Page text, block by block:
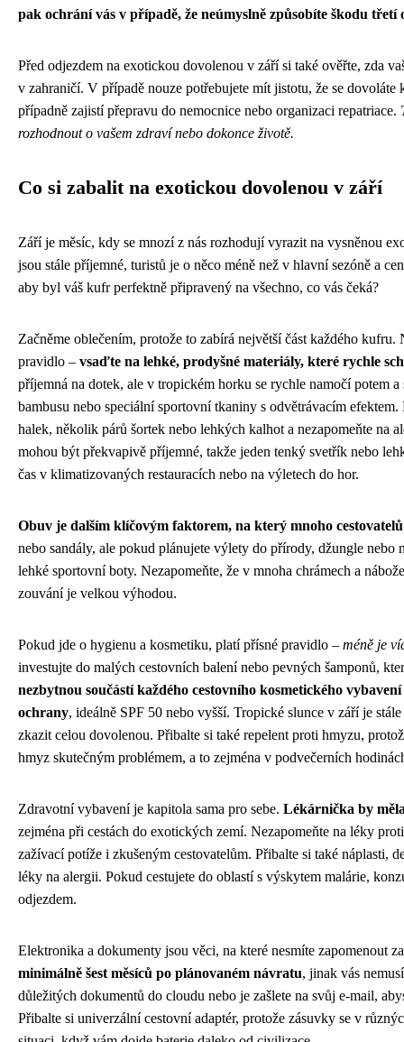
pak ochrání vás v případě, že neúmyslně způsobíte škodu třetí
Před odjezdem na exotickou dovolenou v září si také ověřte, zda
v zahraničí. V případě nouze potřebujete mít jistotu, že se
případně zajistí přepravu do nemocnice nebo organizaci repatriace.
rozhodnout o vašem zdraví nebo dokonce životě.
Co si zabalit na exotickou dovolenou v září
Září je měsíc, kdy se mnozí z nás rozhodují vyrazit na vysněnou
jsou stále příjemné, turistů je o něco méně než v hlavní sezóně a
aby byl váš kufr perfektně připravený na všechno, co vás čeká?
Začněme oblečením, protože to zabírá největší část každého
pravidlo – vsaďte na lehké, prodyšné materiály, které rychle
příjemná na dotek, ale v tropickém horku se rychle namočí potem
bambusu nebo speciální sportovní tkaniny s odvětrávacím
halek, několik párů šortek nebo lehkých kalhot a nezapomeňte na
mohou být překvapivě příjemné, takže jeden tenký svetřík nebo
čas v klimatizovaných restauracích nebo na výletech do hor.
Obuv je dalším klíčovým faktorem, na který mnoho
nebo sandály, ale pokud plánujete výlety do přírody, džungle
lehké sportovní boty. Nezapomeňte, že v mnoha chrámech a
zouvání je velkou výhodou.
Pokud jde o hygienu a kosmetiku, platí přísné pravidlo – méně je
investujte do malých cestovních balení nebo pevných šamponů,
nezbytnou součástí každého cestovního kosmetického
ochrany, ideálně SPF 50 nebo vyšší. Tropické slunce v září je
zkazit celou dovolenou. Přibalte si také repelent proti hmyzu,
hmyz skutečným problémem, a to zejména v podvečerních
Zdravotní vybavení je kapitola sama pro sebe. Lékárnička by
zejména při cestách do exotických zemí. Nezapomeňte na léky
zažívací potíže i zkušeným cestovatelům. Přibalte si také náplasti,
léky na alergii. Pokud cestujete do oblastí s výskytem malárie,
odjezdem.
Elektronika a dokumenty jsou věci, na které nesmíte zapomenout
minimálně šest měsíců po plánovaném návratu, jinak vás
důležitých dokumentů do cloudu nebo je zašlete na svůj e-mail,
Přibalte si univerzální cestovní adaptér, protože zásuvky se v